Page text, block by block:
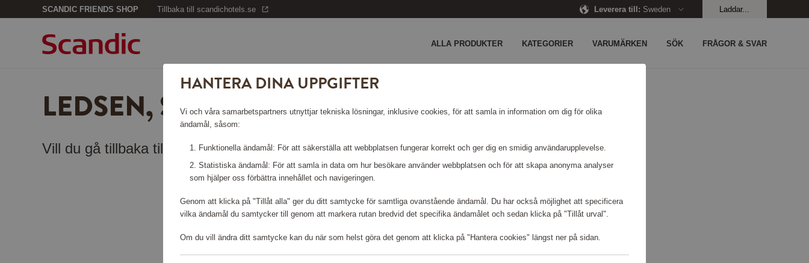
SCANDIC FRIENDS SHOP Tillbaka till scandichotels.se Leverera till: Sweden Laddar...
ALLA PRODUKTER KATEGORIER VARUMÄRKEN SÖK FRÅGOR & SVAR
LEDSEN, SIDAN KAN INTE HITTAS.
Vill du gå tillbaka till startsidan?
HANTERA DINA UPPGIFTER
Vi och våra samarbetspartners utnyttjar tekniska lösningar, inklusive cookies, för att samla in information om dig för olika
ändamål, såsom:
Funktionella ändamål: För att säkerställa att webbplatsen fungerar korrekt och ger dig en smidig användarupplevelse.
Statistiska ändamål: För att samla in data om hur besökare använder webbplatsen och för att skapa anonyma analyser
som hjälper oss förbättra innehållet och navigeringen.
Genom att klicka på "Tillåt alla" ger du ditt samtycke för samtliga ovanstående ändamål. Du har också möjlighet att specificera
vilka ändamål du samtycker till genom att markera rutan bredvid det specifika ändamålet och sedan klicka på "Tillåt urval".
Om du vill ändra ditt samtycke kan du när som helst göra det genom att klicka på "Hantera cookies" längst ner på sidan.